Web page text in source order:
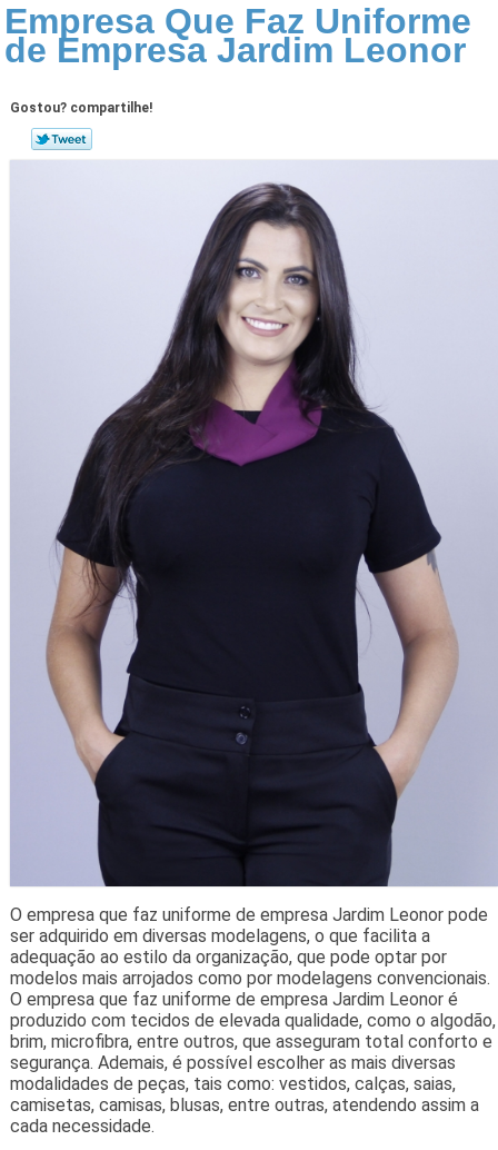
Empresa Que Faz Uniforme
de Empresa Jardim Leonor
Gostou? compartilhe!
O empresa que faz uniforme de empresa Jardim Leonor pode
ser adquirido em diversas modelagens, o que facilita a
adequação ao estilo da organização, que pode optar por
modelos mais arrojados como por modelagens convencionais.
O empresa que faz uniforme de empresa Jardim Leonor é
produzido com tecidos de elevada qualidade, como o algodão,
brim, microfibra, entre outros, que asseguram total conforto e
segurança. Ademais, é possível escolher as mais diversas
modalidades de peças, tais como: vestidos, calças, saias,
camisetas, camisas, blusas, entre outras, atendendo assim a
cada necessidade.